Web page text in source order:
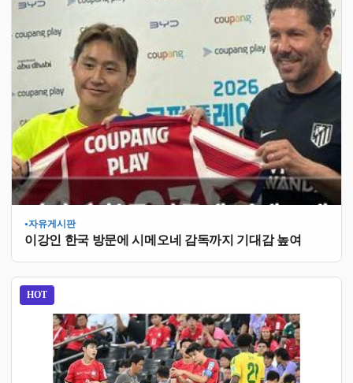
●자유게시판
이강인 한국 방문에 시메오네 감독까지 기대감 높여
HOT